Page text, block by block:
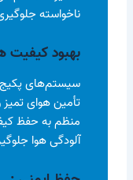
ناخواسته
بهبود کیفیت
سیستم‌های
تأمین هوای
منظم به حفظ
آلودگی هوا